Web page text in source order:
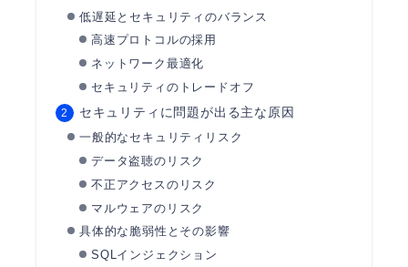
低遅延とセキュリティのバランス
高速プロトコルの採用
ネットワーク最適化
セキュリティのトレードオフ
セキュリティに問題が出る主な原因
一般的なセキュリティリスク
データ盗聴のリスク
不正アクセスのリスク
マルウェアのリスク
具体的な脆弱性とその影響
SQLインジェクション